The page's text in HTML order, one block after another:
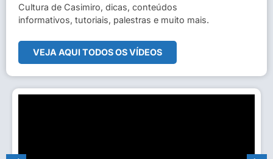
Cultura de Casimiro, dicas, conteúdos
informativos, tutoriais, palestras e muito mais.
VEJA AQUI TODOS OS VÍDEOS